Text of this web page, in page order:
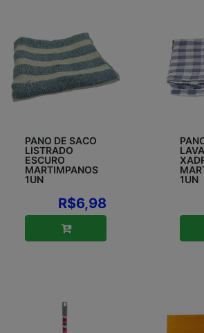
PANO DE SACO
LISTRADO
ESCURO
MARTIMPANOS
1UN
R$6,98
1UN